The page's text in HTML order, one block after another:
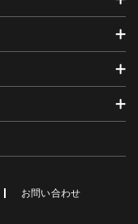
お問い合わせ